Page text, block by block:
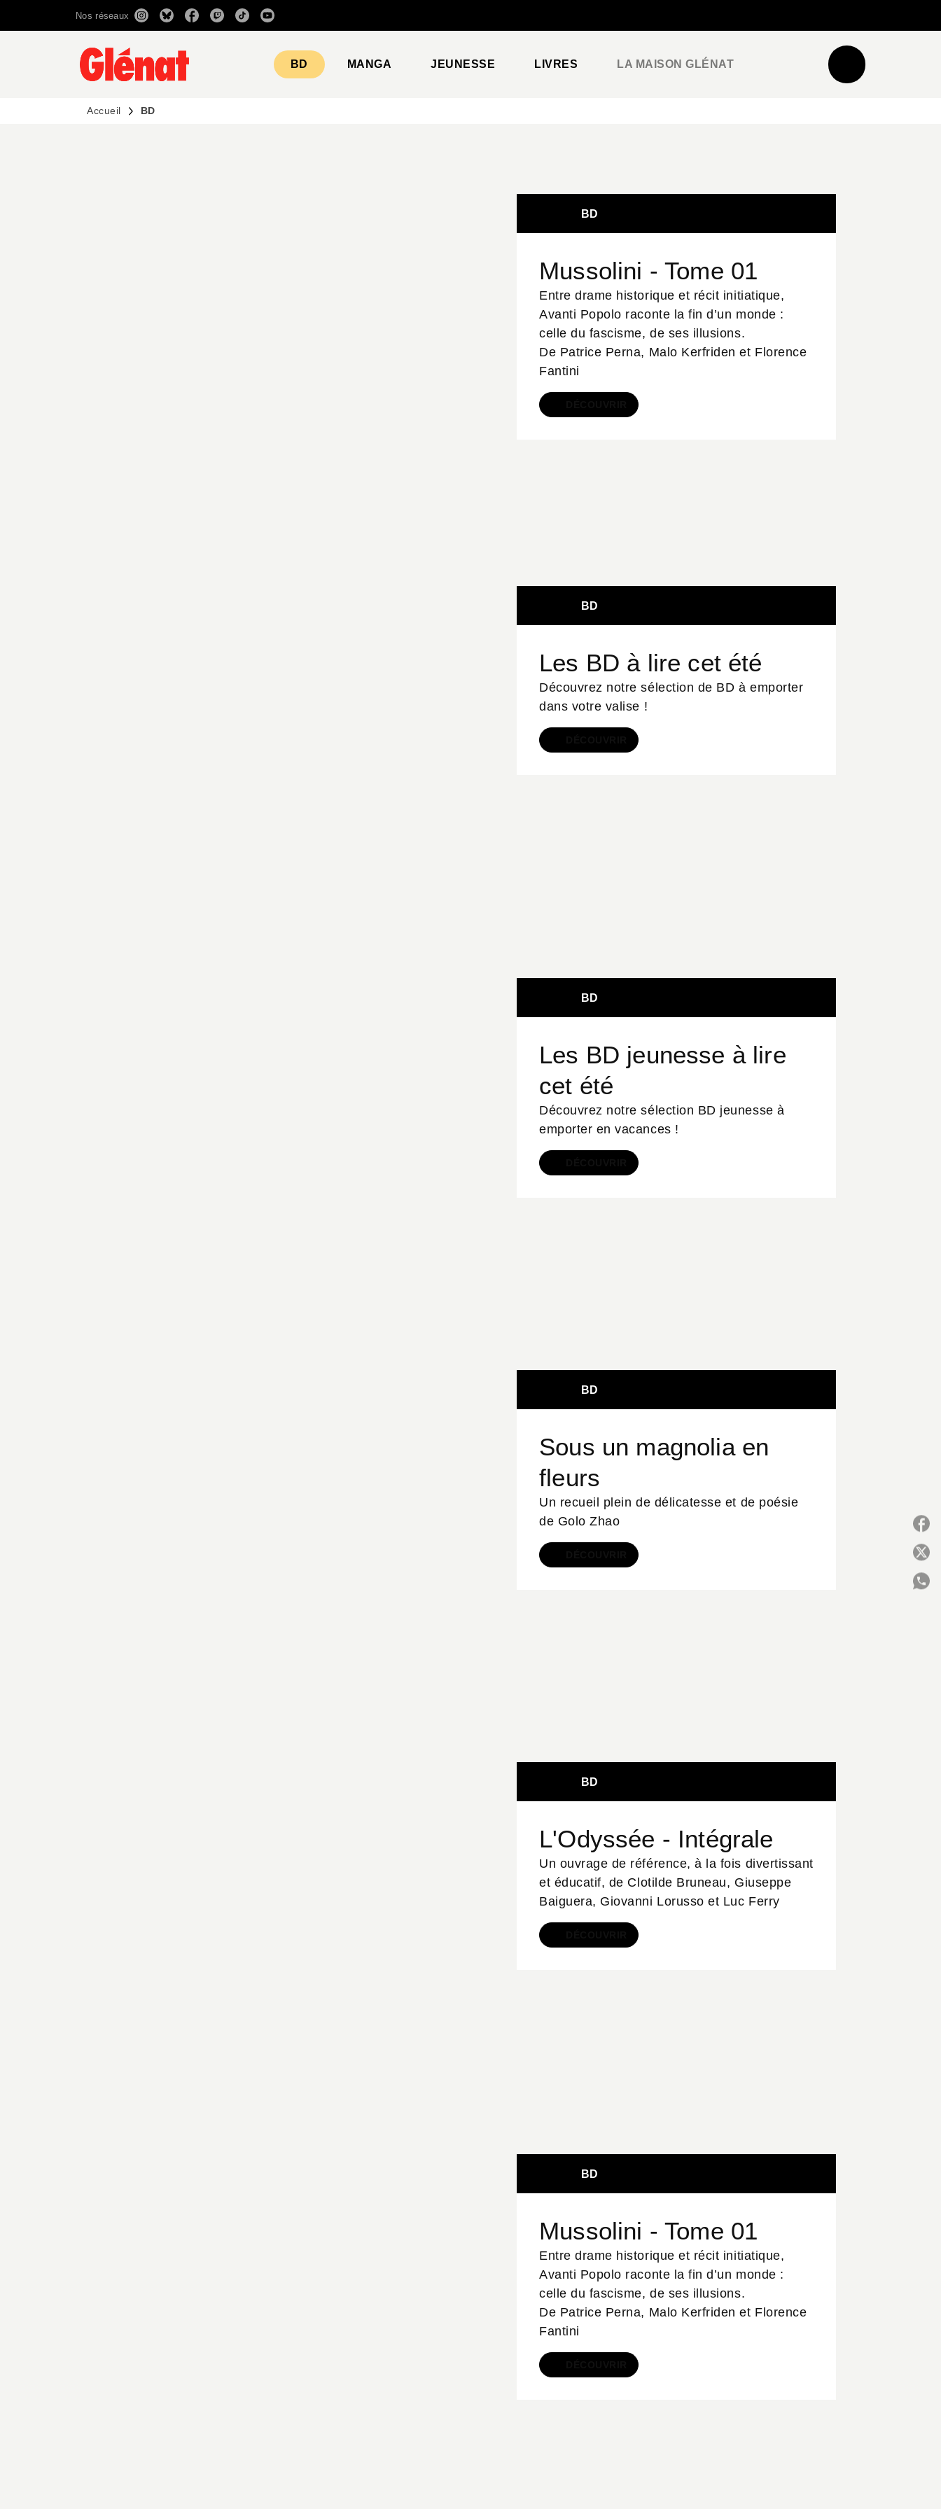
RECHERCHE CONTENU
Nos réseaux
BD MANGA JEUNESSE LIVRES LA MAISON GLÉNAT
Accueil BD
BD
Mussolini - Tome 01
Entre drame historique et récit initiatique,
Avanti Popolo raconte la fin d’un monde :
celle du fascisme, de ses illusions.
De Patrice Perna, Malo Kerfriden et Florence
Fantini
BD
Les BD à lire cet été
Découvrez notre sélection de BD à emporter
dans votre valise !
BD
Les BD jeunesse à lire
cet été
Découvrez notre sélection BD jeunesse à
emporter en vacances !
BD
Sous un magnolia en
fleurs
Un recueil plein de délicatesse et de poésie
de Golo Zhao
BD
L'Odyssée - Intégrale
Un ouvrage de référence, à la fois divertissant
et éducatif, de Clotilde Bruneau, Giuseppe
Baiguera, Giovanni Lorusso et Luc Ferry
BD
Mussolini - Tome 01
Entre drame historique et récit initiatique,
Avanti Popolo raconte la fin d’un monde :
celle du fascisme, de ses illusions.
De Patrice Perna, Malo Kerfriden et Florence
Fantini